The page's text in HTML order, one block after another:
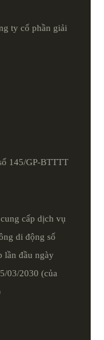
ty cổ phần giải
145/GP-BTTTT
cấp dịch vụ
di động số
lần đầu ngày
03/2030 (của